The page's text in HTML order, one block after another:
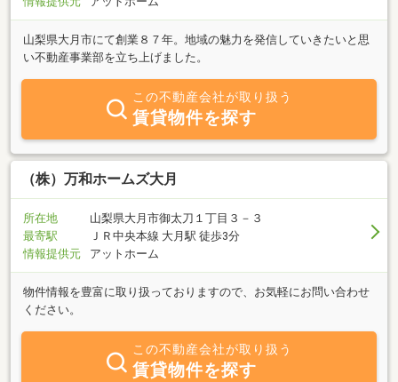
山梨県大月市にて創業８７年。地域の魅力を発信していきたいと思
い不動産事業部を立ち上げました。
この不動産会社が取り扱う
賃貸物件を探す
（株）万和ホームズ大月
所在地
山梨県大月市御太刀１丁目３－３
最寄駅
ＪＲ中央本線 大月駅 徒歩3分
情報提供元
アットホーム
物件情報を豊富に取り扱っておりますので、お気軽にお問い合わせ
ください。
この不動産会社が取り扱う
賃貸物件を探す